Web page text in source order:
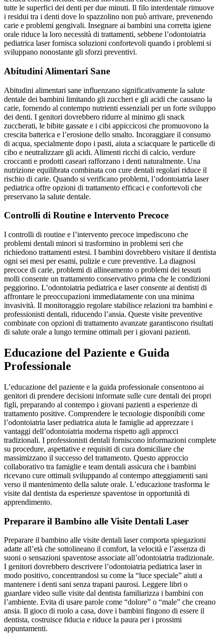
tutte le superfici dei denti per due minuti. Il filo interdentale rimuove
i residui tra i denti dove lo spazzolino non può arrivare, prevenendo
carie e problemi gengivali. Insegnare ai bambini una corretta igiene
orale riduce la loro necessità di trattamenti, sebbene l’odontoiatria
pediatrica laser fornisca soluzioni confortevoli quando i problemi si
sviluppano nonostante gli sforzi preventivi.
Abitudini Alimentari Sane
Abitudini alimentari sane influenzano significativamente la salute
dentale dei bambini limitando gli zuccheri e gli acidi che causano la
carie, fornendo al contempo nutrienti essenziali per un forte sviluppo
dei denti. I genitori dovrebbero ridurre al minimo gli snack
zuccherati, le bibite gassate e i cibi appiccicosi che promuovono la
crescita batterica e l’erosione dello smalto. Incoraggiare il consumo
di acqua, specialmente dopo i pasti, aiuta a sciacquare le particelle di
cibo e neutralizzare gli acidi. Alimenti ricchi di calcio, verdure
croccanti e prodotti caseari rafforzano i denti naturalmente. Una
nutrizione equilibrata combinata con cure dentali regolari riduce il
rischio di carie. Quando si verificano problemi, l’odontoiatria laser
pediatrica offre opzioni di trattamento efficaci e confortevoli che
preservano la salute dentale.
Controlli di Routine e Intervento Precoce
I controlli di routine e l’intervento precoce impediscono che
problemi dentali minori si trasformino in problemi seri che
richiedono trattamenti estesi. I bambini dovrebbero visitare il dentista
ogni sei mesi per esami, pulizie e cure preventive. La diagnosi
precoce di carie, problemi di allineamento o problemi dei tessuti
molli consente un trattamento conservativo prima che le condizioni
peggiorino. L’odontoiatria pediatrica e laser consente ai dentisti di
affrontare le preoccupazioni immediatamente con una minima
invasività. Il monitoraggio regolare stabilisce relazioni tra bambini e
professionisti dentali, riducendo l’ansia. Queste visite preventive
combinate con opzioni di trattamento avanzate garantiscono risultati
di salute orale a lungo termine ottimali per i giovani pazienti.
Educazione del Paziente e Guida
Professionale
L’educazione del paziente e la guida professionale consentono ai
genitori di prendere decisioni informate sulle cure dentali dei propri
figli, preparando al contempo i giovani pazienti a esperienze di
trattamento positive. Comprendere le tecnologie disponibili come
l’odontoiatria laser pediatrica aiuta le famiglie ad apprezzare i
vantaggi dell’odontoiatria moderna rispetto agli approcci
tradizionali. I professionisti dentali forniscono informazioni complete
su procedure, aspettative e requisiti di cura domiciliare che
massimizzano il successo del trattamento. Questo approccio
collaborativo tra famiglie e team dentali assicura che i bambini
ricevano cure ottimali sviluppando al contempo atteggiamenti sani
verso il mantenimento della salute orale. L’educazione trasforma le
visite dal dentista da esperienze spaventose in opportunità di
apprendimento.
Preparare il Bambino alle Visite Dentali Laser
Preparare il bambino alle visite dentali laser comporta spiegazioni
adatte all’età che sottolineano il comfort, la velocità e l’assenza di
suoni o sensazioni spaventose associate all’odontoiatria tradizionale.
I genitori dovrebbero descrivere l’odontoiatria pediatrica laser in
modo positivo, concentrandosi su come la “luce speciale” aiuti a
mantenere i denti sani senza trapani paurosi. Leggere libri o
guardare video sulle visite dal dentista familiarizza i bambini con
l’ambiente. Evita di usare parole come “dolore” o “male” che creano
ansia. Il gioco di ruolo a casa, dove i bambini fingono di essere il
dentista, costruisce fiducia e riduce la paura per i prossimi
appuntamenti.